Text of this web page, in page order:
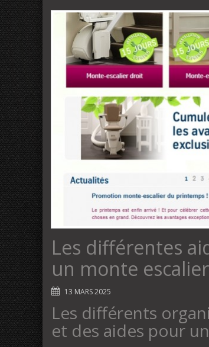
Les différentes
un monte
13 MARS 2025
Les différents
et des aides pour